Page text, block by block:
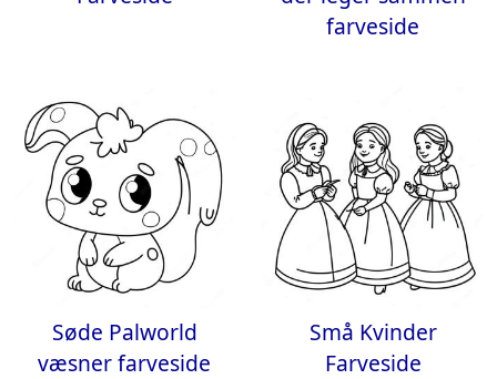
farveside
Søde Palworld
væsner farveside
Små Kvinder
Farveside